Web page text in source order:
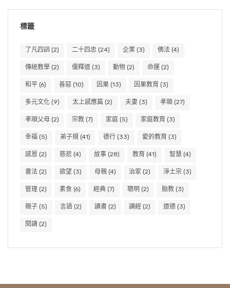
標籤
了凡四訓 (2) 二十四忠 (24) 企業 (3) 佛法 (4)
傳統教學 (2) 儒釋道 (3) 動物 (2) 命運 (2)
和平 (6) 善惡 (10) 因果 (13) 因果教育 (3)
多元文化 (9) 太上感應篇 (2) 夫妻 (3) 孝順 (27)
孝順父母 (2) 宗教 (7) 家庭 (5) 家庭教育 (3)
幸福 (5) 弟子規 (41) 德行 (33) 愛的教育 (3)
感恩 (2) 慈悲 (4) 故事 (28) 教育 (41) 智慧 (4)
書法 (2) 欲望 (3) 母親 (4) 治家 (2) 淨土宗 (3)
管理 (2) 素食 (6) 經典 (7) 聰明 (2) 胎教 (3)
親子 (5) 言語 (2) 讀書 (2) 讀經 (2) 道德 (3)
閱讀 (2)